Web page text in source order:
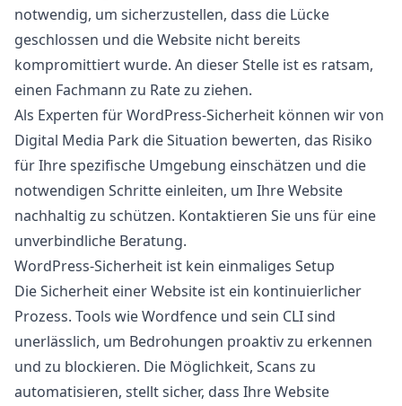
notwendig, um sicherzustellen, dass die Lücke
geschlossen und die Website nicht bereits
kompromittiert wurde. An dieser Stelle ist es ratsam,
einen Fachmann zu Rate zu ziehen.
Als Experten für WordPress-Sicherheit können wir von
Digital Media Park die Situation bewerten, das Risiko
für Ihre spezifische Umgebung einschätzen und die
notwendigen Schritte einleiten, um Ihre Website
nachhaltig zu schützen. Kontaktieren Sie uns für eine
unverbindliche Beratung.
WordPress-Sicherheit ist kein einmaliges Setup
Die Sicherheit einer Website ist ein kontinuierlicher
Prozess. Tools wie Wordfence und sein CLI sind
unerlässlich, um Bedrohungen proaktiv zu erkennen
und zu blockieren. Die Möglichkeit, Scans zu
automatisieren, stellt sicher, dass Ihre Website